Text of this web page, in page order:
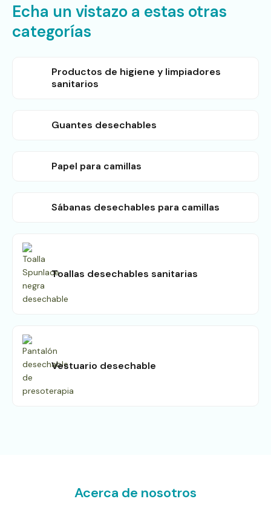
Echa un vistazo a estas otras
categorías
Productos de higiene y limpiadores
sanitarios
Guantes desechables
Papel para camillas
Sábanas desechables para camillas
Toallas desechables sanitarias
Vestuario desechable
Acerca de nosotros